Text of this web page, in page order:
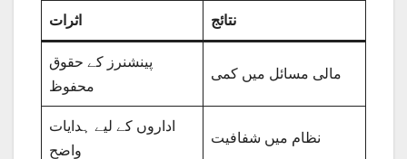
اثرات نتائج
پینشنرز کے حقوق
محفوظ
مالی مسائل میں کمی
اداروں کے لیے ہدایات
واضح
نظام میں شفافیت